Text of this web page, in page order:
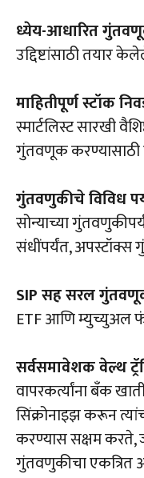
ध्येय-आधारित
उद्दिष्टांसाठी
माहितीपूर्ण स्टॉक
स्मार्टलिस्ट सारखी
गुंतवणूक करण्यासाठी
गुंतवणुकीचे विविध
सोन्याच्या
संधींपर्यंत,
SIP सह सरल
ETF आणि म्युच्युअल
सर्वसमावेशक वेल्थ
वापरकर्त्यांना बँक
सिंक्रोनाइझ करून
करण्यास सक्षम
गुंतवणुकीचा एकत्रित